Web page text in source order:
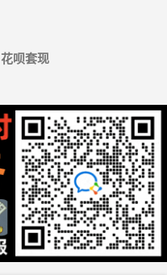
花呗套现